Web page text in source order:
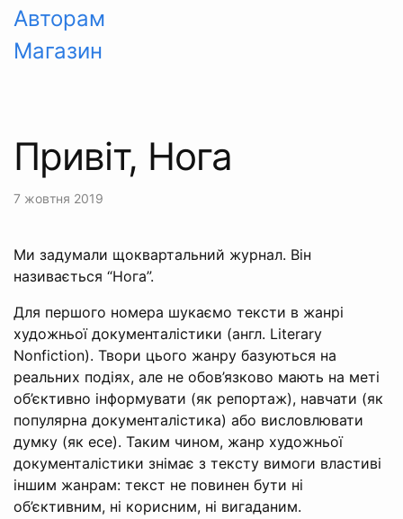
Авторам
Магазин
Привіт, Нога
7 жовтня 2019
Ми задумали щоквартальний журнал. Він
називається “Нога”.
Для першого номера шукаємо тексти в жанрі
художньої документалістики (англ. Literary
Nonfiction). Твори цього жанру базуються на
реальних подіях, але не обов’язково мають на меті
об’єктивно інформувати (як репортаж), навчати (як
популярна документалістика) або висловлювати
думку (як есе). Таким чином, жанр художньої
документалістики знімає з тексту вимоги властиві
іншим жанрам: текст не повинен бути ні
об’єктивним, ні корисним, ні вигаданим.